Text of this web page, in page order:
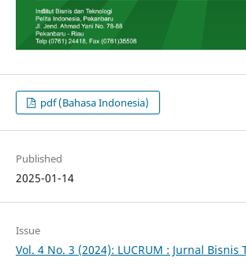
pdf (Bahasa Indonesia)
Published
2025-01-14
Issue
Vol. 4 No. 3 (2024): LUCRUM : Jurnal Bisnis